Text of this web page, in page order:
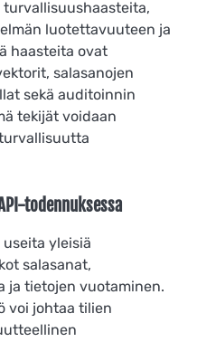
luotettavuuteen ja
haasteita ovat
salasanojen
sekä auditoinnin
tekijät voidaan
todennuksessa
yleisiä
salasanat,
ja tietojen vuotaminen.
voi johtaa tilien